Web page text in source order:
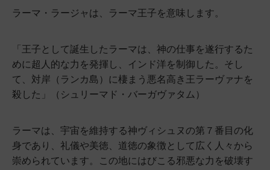
ラーマ・ラージャは、ラーマ王子を意味します。
「王子として誕生したラーマは、神の仕事を遂行するた
めに超人的な力を発揮し、インド洋を制御した。そし
て、対岸（ランカ島）に棲まう悪名高き王ラーヴァナを
殺した」（シュリーマド・バーガヴァタム）
ラーマは、宇宙を維持する神ヴィシュヌの第７番目の化
身であり、礼儀や美徳、道徳の象徴として広く人々から
崇められています。この地にはびこる邪悪な力を破壊す